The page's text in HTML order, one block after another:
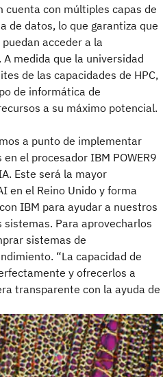
cuenta con múltiples capas de
de datos, lo que garantiza que
acceder a la
medida que la universidad
de las capacidades de HPC,
de informática de
a su máximo potencial.
a punto de implementar
el procesador IBM POWER9
Este será la mayor
en el Reino Unido y forma
IBM para ayudar a nuestros
Para aprovecharlos
sistemas de
“La capacidad de
y ofrecerlos a
transparente con la ayuda de